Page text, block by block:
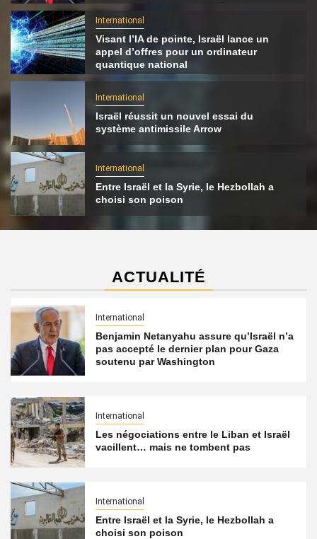
International
Visant l’IA de pointe, Israël lance un
appel d’offres pour un ordinateur
quantique national
International
Israël réussit un nouvel essai du
système antimissile Arrow
International
Entre Israël et la Syrie, le Hezbollah a
choisi son poison
ACTUALITÉ
International
Benjamin Netanyahu assure qu’Israël n’a
pas accepté le dernier plan pour Gaza
soutenu par Washington
International
Les négociations entre le Liban et Israël
vacillent… mais ne tombent pas
International
Entre Israël et la Syrie, le Hezbollah a
choisi son poison